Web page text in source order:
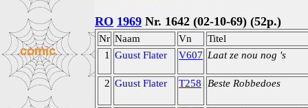
RO 1969 Nr. 1642 (02-10-69) (52p.)
Nr Naam Vn
Titel
1
Guust Flater V607 Laat ze nou nog 's
2 Guust Flater T258 Beste Robbedoes